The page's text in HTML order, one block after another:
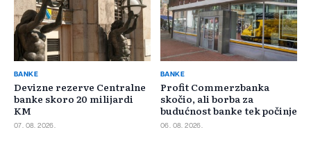
BANKE
Devizne rezerve Centralne
banke skoro 20 milijardi
KM
07. 08. 2026.
BANKE
Profit Commerzbanka
skočio, ali borba za
budućnost banke tek počinje
06. 08. 2026.